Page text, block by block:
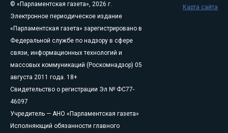
© «Парламентская газета», 2026 г.
Электронное периодическое издание
«Парламентская газета» зарегистрировано в
Федеральной службе по надзору в сфере
связи, информационных технологий и
массовых коммуникаций (Роскомнадзор) 05
августа 2011 года. 18+
Свидетельство о регистрации Эл № ФС77-
46097
Учредитель — АНО «Парламентская газета»
Исполняющий обязанности главного
Карта сайта